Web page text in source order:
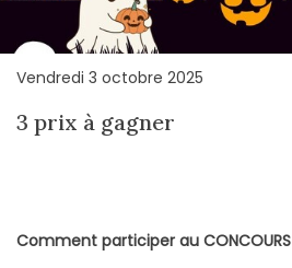
Vendredi 3 octobre 2025
3 prix à gagner
Comment participer au CONCOURS